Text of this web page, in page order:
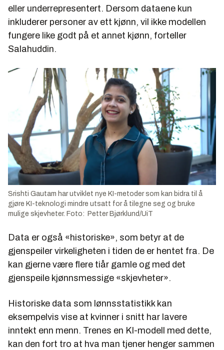
eller underrepresentert. Dersom dataene kun
inkluderer personer av ett kjønn, vil ikke modellen
fungere like godt på et annet kjønn, forteller
Salahuddin.
Srishti Gautam har utviklet nye KI-metoder som kan bidra til å
gjøre KI-teknologi mindre utsatt for å tilegne seg og bruke
mulige skjevheter. Foto: Petter Bjørklund/UiT
Data er også «historiske», som betyr at de
gjenspeiler virkeligheten i tiden de er hentet fra. De
kan gjerne være flere tiår gamle og med det
gjenspeile kjønnsmessige «skjevheter».
Historiske data som lønnsstatistikk kan
eksempelvis vise at kvinner i snitt har lavere
inntekt enn menn. Trenes en KI-modell med dette,
kan den fort tro at hva man tjener henger sammen